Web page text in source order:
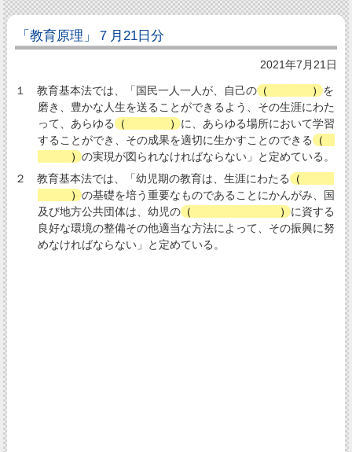
「教育原理」７月21日分
2021年7月21日
１ 教育基本法では、「国民一人一人が、自己の（ ）を
磨き、豊かな人生を送ることができるよう、その生涯にわた
って、あらゆる（ ）に、あらゆる場所において学習
することができ、その成果を適切に生かすことのできる（
）の実現が図られなければならない」と定めている。
２ 教育基本法では、「幼児期の教育は、生涯にわたる（
）の基礎を培う重要なものであることにかんがみ、国
及び地方公共団体は、幼児の（ ）に資する
良好な環境の整備その他適当な方法によって、その振興に努
めなければならない」と定めている。